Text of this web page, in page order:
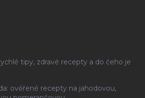
tipy, zdravé recepty a do čeho je
ověřené recepty na jahodovou,